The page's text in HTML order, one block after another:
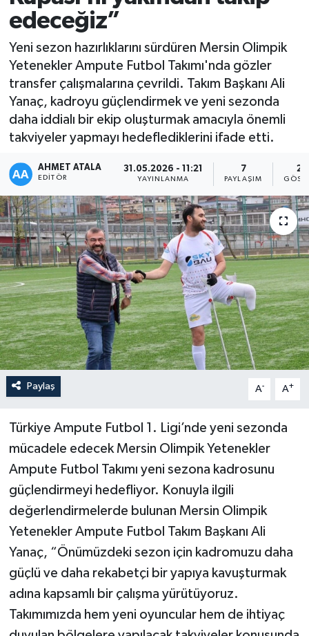
edeceğiz”
Yeni sezon hazırlıklarını sürdüren Mersin Olimpik
Yetenekler Ampute Futbol Takımı'nda gözler
transfer çalışmalarına çevrildi. Takım Başkanı Ali
Yanaç, kadroyu güçlendirmek ve yeni sezonda
daha iddialı bir ekip oluşturmak amacıyla önemli
takviyeler yapmayı hedeflediklerini ifade etti.
AHMET ATALA
EDITÖR
31.05.2026 - 11:21
YAYINLANMA
7
PAYLAŞIM
Paylaş A- A+
Türkiye Ampute Futbol 1. Ligi’nde yeni sezonda
mücadele edecek Mersin Olimpik Yetenekler
Ampute Futbol Takımı yeni sezona kadrosunu
güçlendirmeyi hedefliyor. Konuyla ilgili
değerlendirmelerde bulunan Mersin Olimpik
Yetenekler Ampute Futbol Takım Başkanı Ali
Yanaç, “Önümüzdeki sezon için kadromuzu daha
güçlü ve daha rekabetçi bir yapıya kavuşturmak
adına kapsamlı bir çalışma yürütüyoruz.
Takımımızda hem yeni oyuncular hem de ihtiyaç